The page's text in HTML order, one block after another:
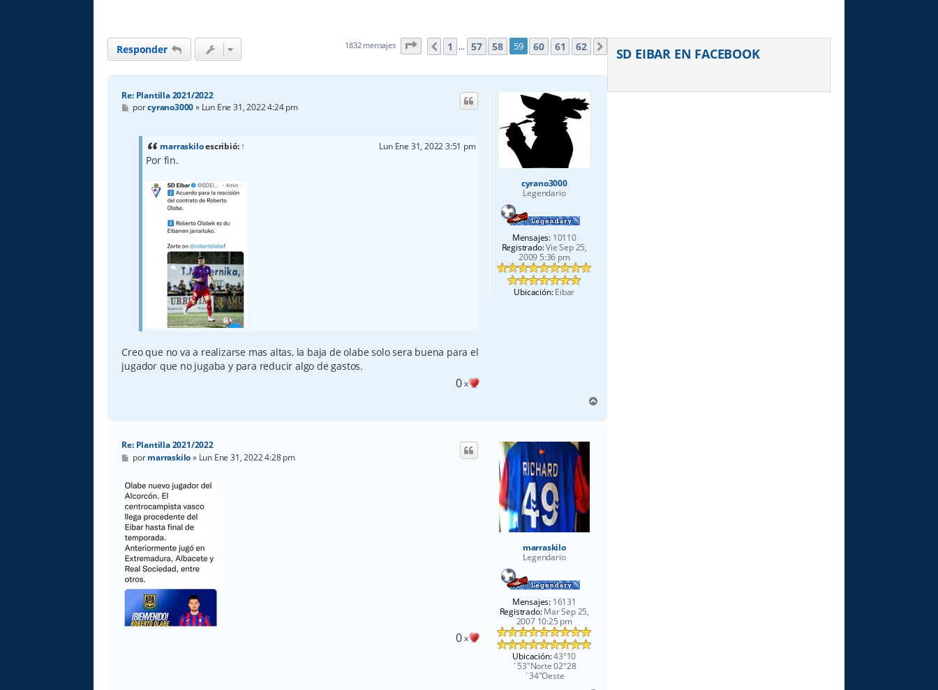
Responder 1832 mensajes Página 59de62
Anterior
1 … 57 58 59 60 61 62 Siguiente
cyrano3000
Legendario
Mensajes: 10110
Registrado:Vie Sep 25,
2009 5:36 pm
Ubicación:Eibar
Re: Plantilla 2021/2022
M
e
porcyrano3000» Lun Ene 31, 2022 4:24 pm
marraskiloescribió:↑ Lun Ene 31, 2022 3:51 pm
Por fin.
Creo que no va a realizarse mas altas, la baja de olabe solo sera buena para el
jugador que no jugaba y para reducir algo de gastos.
0x
r
marraskilo
Legendario
Mensajes: 16131
Registrado:Mar Sep 25,
2007 10:25 pm
Ubicación:43°10
´53"Norte 02°28
´34"Oeste
Re: Plantilla 2021/2022
M
e
s
a
j
e
pormarraskilo» Lun Ene 31, 2022 4:28 pm
0x
SD EIBAR EN FACEBOOK